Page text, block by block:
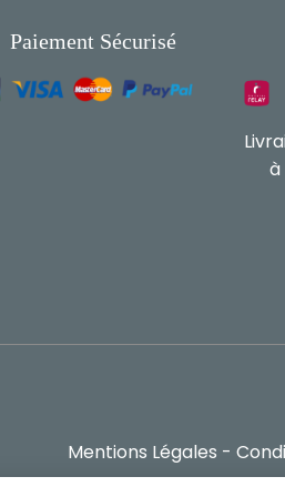
Paiement Sécurisé
à
Mentions Légales